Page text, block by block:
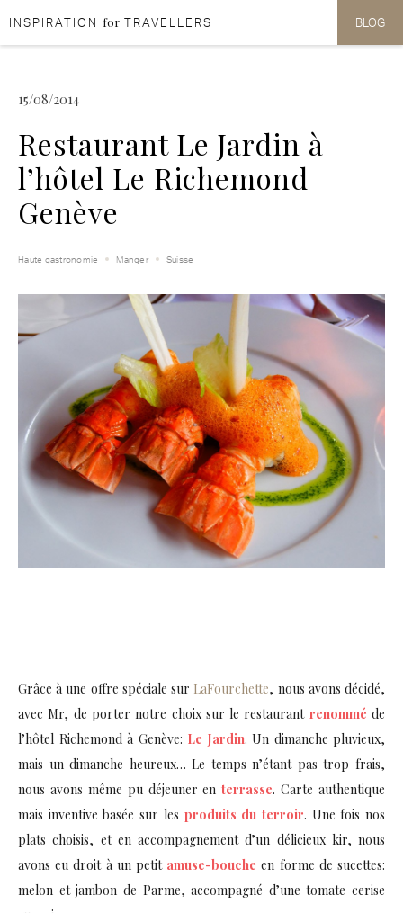
Aller au contenu
Aller au menu
INSPIRATION for TRAVELLERS BLOG
15/08/2014
Restaurant Le Jardin à
l’hôtel Le Richemond
Genève
Haute gastronomie Manger Suisse
Grâce à une offre spéciale sur LaFourchette, nous avons décidé,
avec Mr, de porter notre choix sur le restaurant renommé de
l’hôtel Richemond à Genève: Le Jardin. Un dimanche pluvieux,
mais un dimanche heureux… Le temps n’étant pas trop frais,
nous avons même pu déjeuner enterrasse. Carte authentique
mais inventive basée sur les produits du terroir. Une fois nos
plats choisis, et en accompagnement d’un délicieux kir, nous
avons eu droit à un petit amuse-bouche en forme de sucettes:
melon et jambon de Parme, accompagné d’une tomate cerise